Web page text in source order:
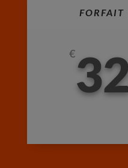
FORFAIT
€